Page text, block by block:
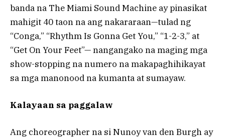
banda na The Miami Sound Machine ay pinasikat
mahigit 40 taon na ang nakararaan—tulad ng
“Conga,” “Rhythm Is Gonna Get You,” “1-2-3,” at
“Get On Your Feet”— nangangako na maging mga
show-stopping na numero na makapaghihikayat
sa mga manonood na kumanta at sumayaw.
Kalayaan sa paggalaw
Ang choreographer na si Nunoy van den Burgh ay